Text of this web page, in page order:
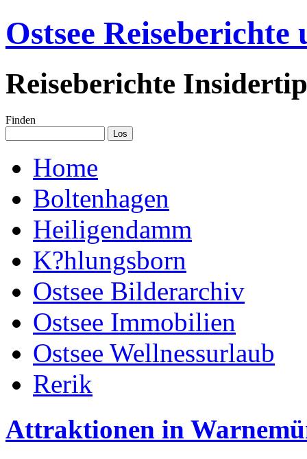
Ostsee
Reiseberichte
Finden
Home
Boltenhagen
Heiligendamm
K?hlungsborn
Ostsee Bilderarchiv
Ostsee Immobilien
Ostsee Wellnessurlaub
Rerik
Attraktionen in